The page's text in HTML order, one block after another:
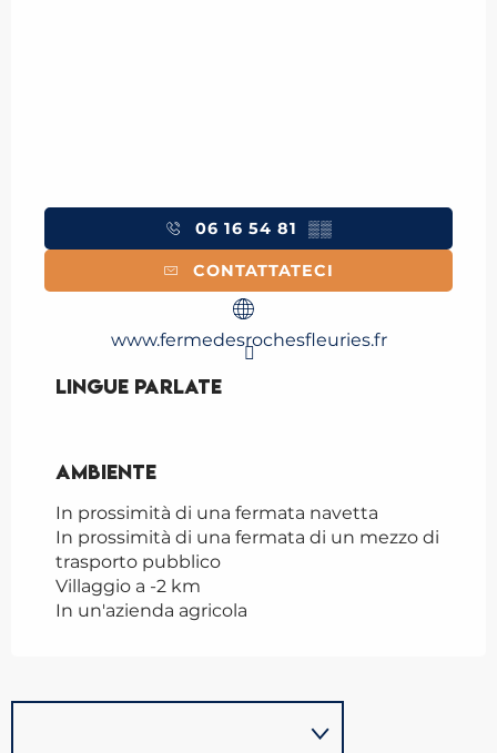
06 16 54 81 ▒▒
CONTATTATECI
www.fermedesrochesfleuries.fr
Lingue parlate
Lingue parlate
Ambiente
Ambiente
In prossimità di una fermata navetta
In prossimità di una fermata di un mezzo di
trasporto pubblico
Villaggio a -2 km
In un'azienda agricola